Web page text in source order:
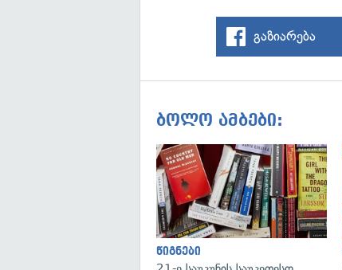
გაზიარება
ბოლო ამბები:
წიგნები